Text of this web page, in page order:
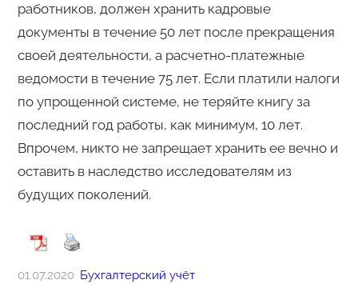
работников, должен хранить кадровые
документы в течение 50 лет после прекращения
своей деятельности, а расчетно-платежные
ведомости в течение 75 лет. Если платили налоги
по упрощенной системе, не теряйте книгу за
последний год работы, как минимум, 10 лет.
Впрочем, никто не запрещает хранить ее вечно и
оставить в наследство исследователям из
будущих поколений.
01.07.2020 Бухгалтерский учёт